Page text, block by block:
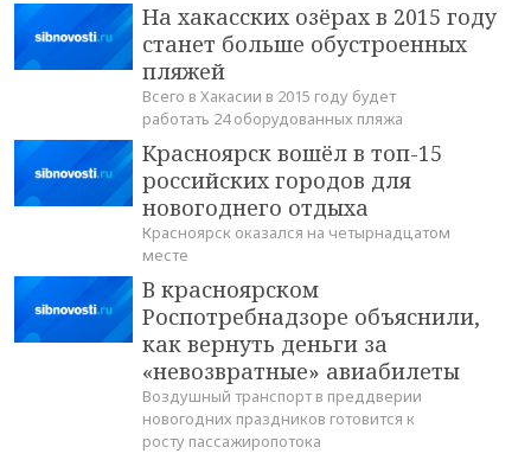
На хакасских озёрах в 2015 году
станет больше обустроенных
пляжей
Всего в Хакасии в 2015 году будет
работать 24 оборудованных пляжа
Красноярск вошёл в топ-15
российских городов для
новогоднего отдыха
Красноярск оказался на четырнадцатом
месте
В красноярском
Роспотребнадзоре объяснили,
как вернуть деньги за
«невозвратные» авиабилеты
Воздушный транспорт в преддверии
новогодних праздников готовится к
росту пассажиропотока